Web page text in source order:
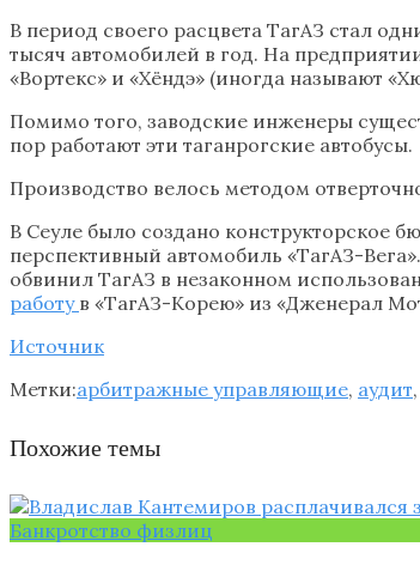
В период своего расцвета ТагАЗ стал
тысяч автомобилей в год. На
«Вортекс» и «Хёндэ» (иногда называют
Помимо того, заводские инженеры
пор работают эти таганрогские автобусы.
Производство велось методом
В Сеуле было создано конструкторское
перспективный автомобиль «ТагАЗ-
обвинил ТагАЗ в незаконном
работу в «ТагАЗ-Корею» из «Дженерал
Источник
Метки:арбитражные управляющие, аудит,
Похожие темы
Банкротство физлиц